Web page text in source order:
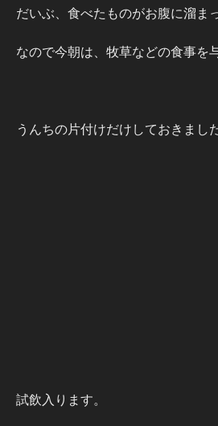
だいぶ、食べたものがお腹に溜ま
なので今朝は、牧草などの食事を
うんちの片付けだけしておきました
試飲入ります。